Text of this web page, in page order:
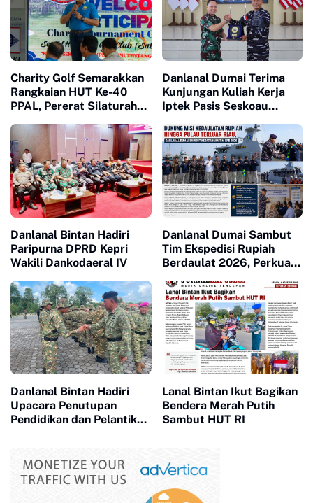
Charity Golf Semarakkan
Rangkaian HUT Ke-40
PPAL, Pererat Silaturahmi
Danlanal Dumai Terima
Kunjungan Kuliah Kerja
Iptek Pasis Seskoau
Danlanal Bintan Hadiri
Paripurna DPRD Kepri
Wakili Dankodaeral IV
Danlanal Dumai Sambut
Tim Ekspedisi Rupiah
Berdaulat 2026, Perkuat
Pulau Terluar Riau
Danlanal Bintan Hadiri
Upacara Penutupan
Pendidikan dan Pelantikan
Lanal Bintan Ikut Bagikan
Bendera Merah Putih
Sambut HUT RI